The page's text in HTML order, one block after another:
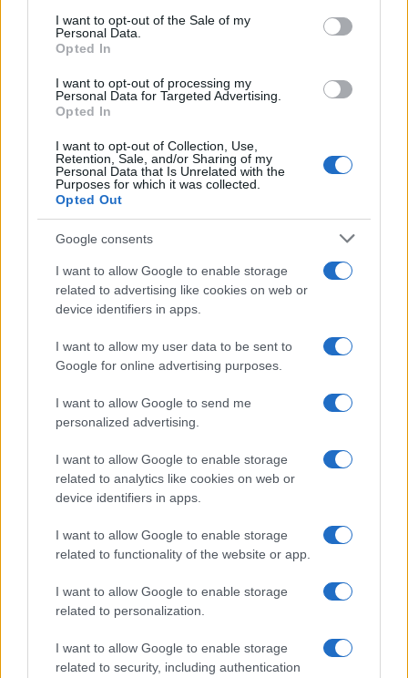
consent section.
I want to opt-out of the Sale of my
Personal Data.
Opted In
I want to opt-out of processing my
Personal Data for Targeted Advertising.
Opted In
I want to opt-out of Collection, Use,
Retention, Sale, and/or Sharing of my
Personal Data that Is Unrelated with the
Purposes for which it was collected.
Opted Out
Google consents
I want to allow Google to enable storage
related to advertising like cookies on web or
device identifiers in apps.
I want to allow my user data to be sent to
Google for online advertising purposes.
I want to allow Google to send me
personalized advertising.
I want to allow Google to enable storage
related to analytics like cookies on web or
device identifiers in apps.
I want to allow Google to enable storage
related to functionality of the website or app.
I want to allow Google to enable storage
related to personalization.
I want to allow Google to enable storage
related to security, including authentication
outras técnicas, você pode fazer uma previsão de preço
informada sobre se o preço vai subir ou descer nos
O mercado de criptomoedas é extremamente volátil e
difícil de prever a longo prazo, portanto, pesquisar os
fundamentos e o progresso do Ergo é uma tarefa essencial
antes de decidir investir qualquer quantia de fundos a
longo prazo com o objetivo de mantê-los por meses ou
anos. Ao analisar o preço do Ergo para formar uma
previsão de preço para o curto ou longo prazo, é essencial
levar em consideração a análise técnica e fundamental.
AUTOR